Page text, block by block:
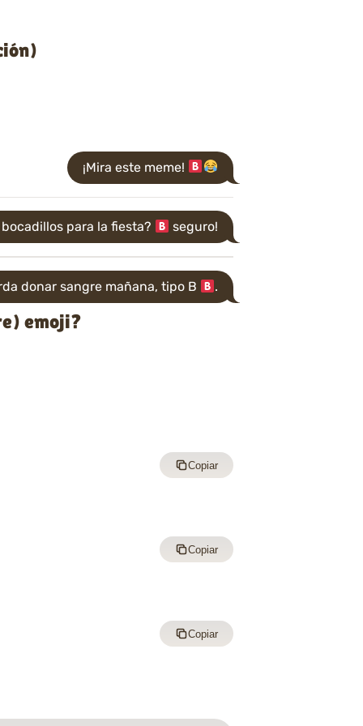
¡Mira este meme!
para la fiesta? seguro!
donar sangre mañana, tipo B .
emoji?
Copiar
Copiar
Copiar